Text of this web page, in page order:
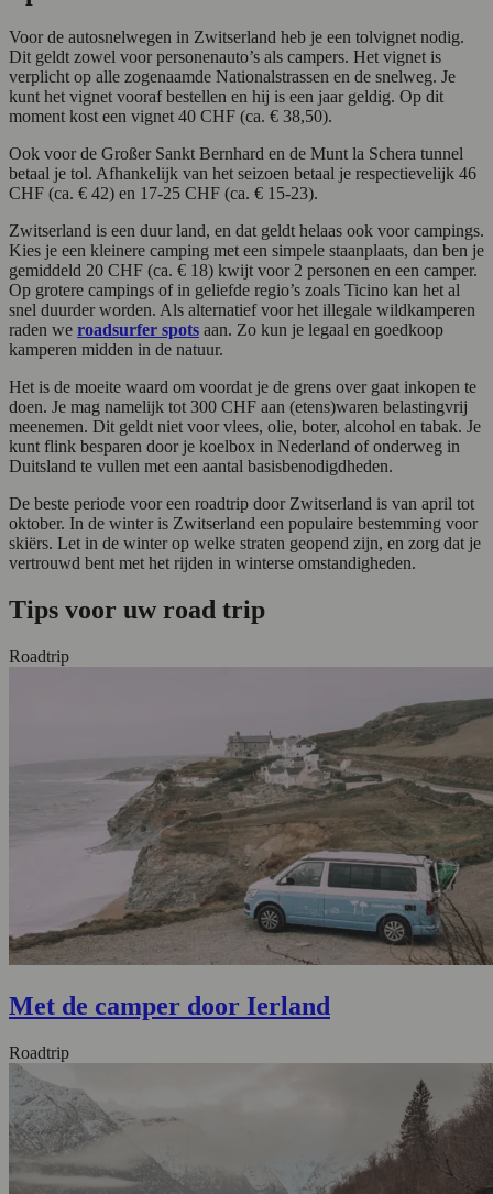
Voor de autosnelwegen in Zwitserland heb je een tolvignet nodig.
Dit geldt zowel voor personenauto’s als campers. Het vignet is
verplicht op alle zogenaamde Nationalstrassen en de snelweg. Je
kunt het vignet vooraf bestellen en hij is een jaar geldig. Op dit
moment kost een vignet 40 CHF (ca. € 38,50).
Ook voor de Großer Sankt Bernhard en de Munt la Schera tunnel
betaal je tol. Afhankelijk van het seizoen betaal je respectievelijk 46
CHF (ca. € 42) en 17-25 CHF (ca. € 15-23).
Zwitserland is een duur land, en dat geldt helaas ook voor campings.
Kies je een kleinere camping met een simpele staanplaats, dan ben je
gemiddeld 20 CHF (ca. € 18) kwijt voor 2 personen en een camper.
Op grotere campings of in geliefde regio’s zoals Ticino kan het al
snel duurder worden. Als alternatief voor het illegale wildkamperen
raden we roadsurfer spots aan. Zo kun je legaal en goedkoop
kamperen midden in de natuur.
Het is de moeite waard om voordat je de grens over gaat inkopen te
doen. Je mag namelijk tot 300 CHF aan (etens)waren belastingvrij
meenemen. Dit geldt niet voor vlees, olie, boter, alcohol en tabak. Je
kunt flink besparen door je koelbox in Nederland of onderweg in
Duitsland te vullen met een aantal basisbenodigdheden.
De beste periode voor een roadtrip door Zwitserland is van april tot
oktober. In de winter is Zwitserland een populaire bestemming voor
skiërs. Let in de winter op welke straten geopend zijn, en zorg dat je
vertrouwd bent met het rijden in winterse omstandigheden.
Tips voor uw road trip
Roadtrip
Met de camper door Ierland
Roadtrip